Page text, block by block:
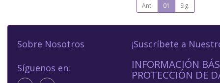
Ant. 01 Sig.
Sobre Nosotros
Síguenos en:
¡Suscríbete a
INFORMACIÓN
PROTECCIÓN DE